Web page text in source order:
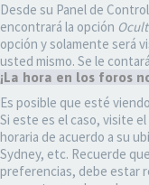
Desde su Panel de
encontrará la opción
opción y solamente será
usted mismo. Se le
¡La hora en los foros
Es posible que esté
Si este es el caso, visite
horaria de acuerdo a su
Sydney, etc. Recuerde
preferencias, debe estar